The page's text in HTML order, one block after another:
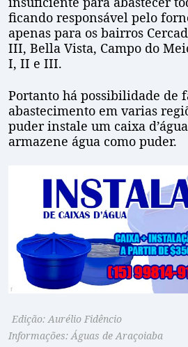
ficando responsável pelo
apenas para os bairros
III, Bella Vista, Campo do
I, II e III.
Portanto há possibilidade de
abastecimento em varias
puder instale um caixa
armazene água como puder.
Edição: Aurélio Fidêncio
Informações: Águas de Araçoiaba